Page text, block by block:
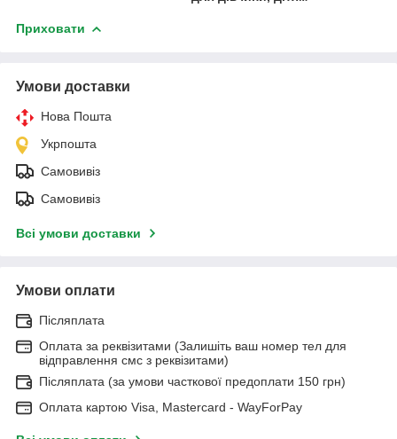
Приховати
Умови доставки
Нова Пошта
Укрпошта
Самовивіз
Самовивіз
Всі умови доставки
Умови оплати
Післяплата
Оплата за реквізитами (Залишіть ваш номер тел для
відправлення смс з реквізитами)
Післяплата (за умови часткової предоплати 150 грн)
Оплата картою Visa, Mastercard - WayForPay